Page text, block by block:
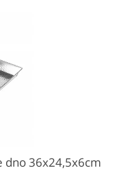
dno 36x24,5x6cm